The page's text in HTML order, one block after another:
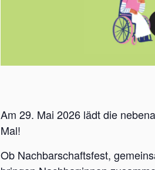
Am 29. Mai 2026 lädt die
Mal!
Ob Nachbarschaftsfest,